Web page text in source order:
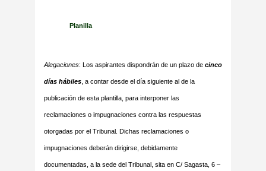
Planilla
Alegaciones: Los aspirantes dispondrán de un plazo de cinco
días hábiles , a contar desde el día siguiente al de la
publicación de esta plantilla, para interponer las
reclamaciones o impugnaciones contra las respuestas
otorgadas por el Tribunal. Dichas reclamaciones o
impugnaciones deberán dirigirse, debidamente
documentadas, a la sede del Tribunal, sita en C/ Sagasta, 6 –